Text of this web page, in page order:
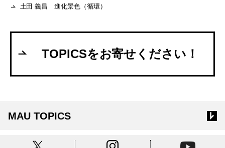
土田 義昌 進化景色（循環）
TOPICSをお寄せください！
MAU TOPICS